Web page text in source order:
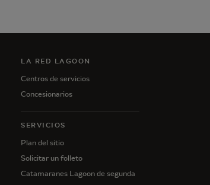
LA RED LAGOON
Centros de servicios
Concesionarios
SERVICIOS
Plan del sitio
Solicitar un folleto
Catamaranes Lagoon de segunda